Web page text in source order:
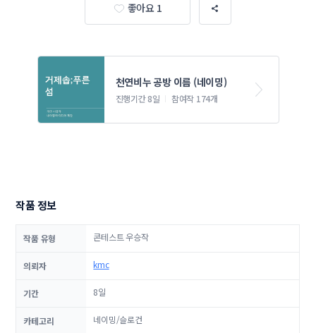
좋아요 1
천연비누 공방 이름 (네이밍)
진행기간 8일 참여작 174개
작품 정보
작품 유형 콘테스트 우승작
의뢰자 kmc
기간 8일
카테고리 네이밍/슬로건